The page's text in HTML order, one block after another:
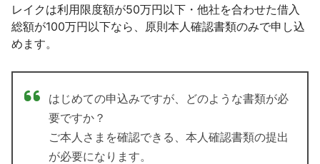
レイクは利用限度額が50万円以下・他社を合わせた借入
総額が100万円以下なら、原則本人確認書類のみで申し込
めます。
はじめての申込みですが、どのような書類が必
要ですか？
ご本人さまを確認できる、本人確認書類の提出
が必要になります。